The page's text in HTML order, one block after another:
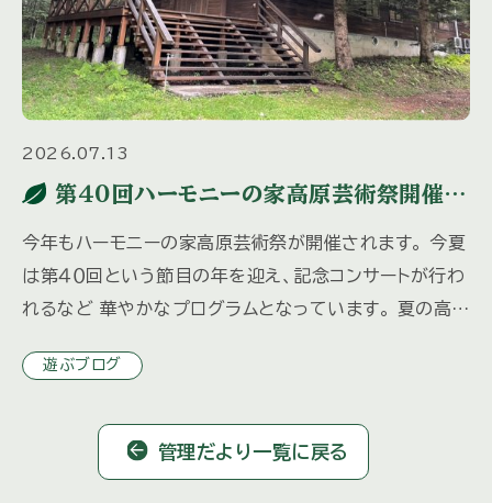
2026.07.13
第４０回ハーモニーの家高原芸術祭開催の
今年もハーモニーの家高原芸術祭が開催されます。 今夏
は第４０回という節目の年を迎え、記念コンサートが行わ
れるなど 華やかなプログラムとなっています。 夏の高原
三井の森 […]
遊ぶブログ
管理だより一覧に戻る